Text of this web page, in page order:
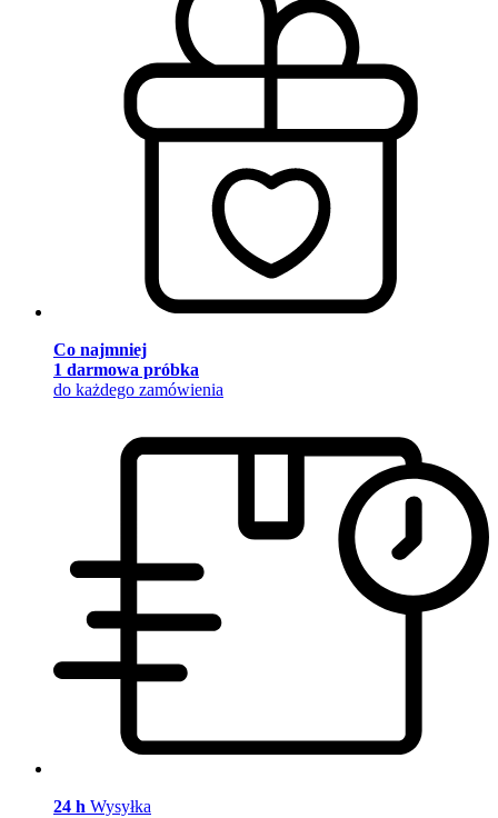
Co najmniej
1 darmowa próbka
do każdego zamówienia
24 h Wysyłka